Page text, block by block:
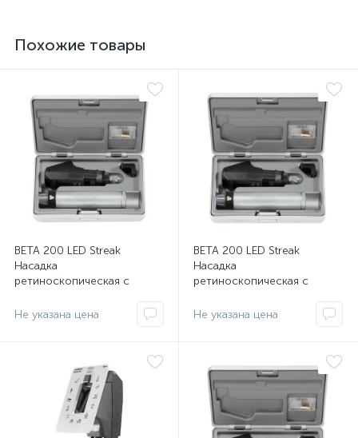
Похожие товары
ВЕТА 200 LED Streak
Насадка
ретиноскопическая с
зарядкой в наборе
Не указана цена
ВЕТА 200 LED Streak
Насадка
ретиноскопическая с
наборе
Не указана цена